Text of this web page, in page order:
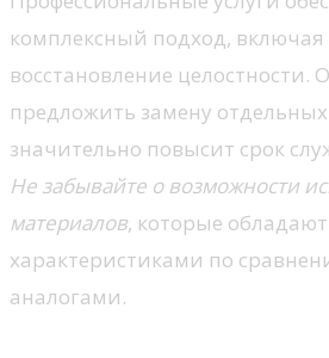
комплексный подход, включая
восстановление целостности.
предложить замену
значительно повысит срок
Не забывайте о возможности
материалов, которые
характеристиками по
аналогами.